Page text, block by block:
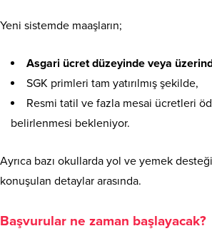
Yeni sistemde maaşların;
Asgari ücret düzeyinde veya
SGK primleri tam yatırılmış şekilde,
Resmi tatil ve fazla mesai ücretleri
belirlenmesi bekleniyor.
Ayrıca bazı okullarda yol ve yemek
konuşulan detaylar arasında.
Başvurular ne zaman başlayacak?